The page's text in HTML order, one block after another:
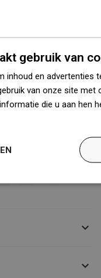
met een
meer


gebruik van
inhoud en advertenties
van onze site met
die u aan hen